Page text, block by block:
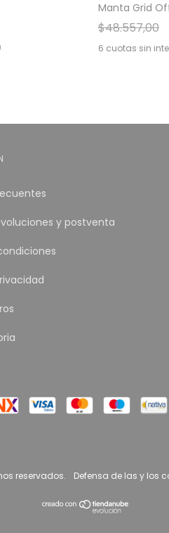
Manta Grid
$48.557,00
6 cuotas sin
y postventa
reservados. Defensa de las y los